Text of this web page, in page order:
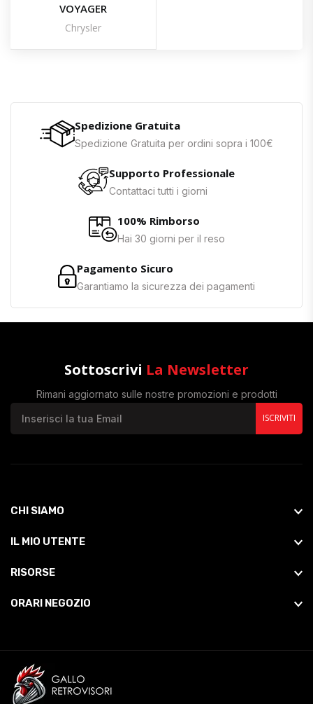
VOYAGER
Chrysler
Spedizione Gratuita
Spedizione Gratuita per ordini sopra i 100€
Supporto Professionale
Contattaci tutti i giorni
100% Rimborso
Hai 30 giorni per il reso
Pagamento Sicuro
Garantiamo la sicurezza dei pagamenti
Sottoscrivi La Newsletter
Rimani aggiornato sulle nostre promozioni e prodotti
ISCRIVITI
CHI SIAMO
IL MIO UTENTE
RISORSE
ORARI NEGOZIO